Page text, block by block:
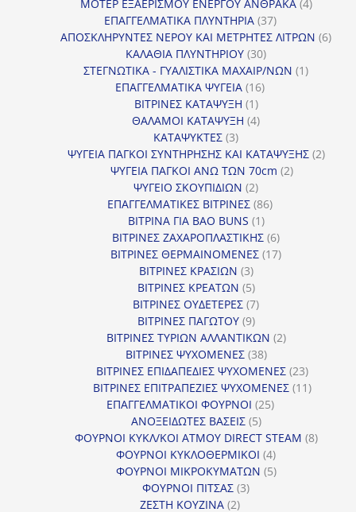
ΜΟΤΕΡ ΕΞΑΕΡΙΣΜΟΥ ΕΝΕΡΓΟΥ ΑΝΘΡΑΚΑ 4
ΕΠΑΓΓΕΛΜΑΤΙΚΑ ΠΛΥΝΤΗΡΙΑ 3737
προϊόντα
ΑΠΟΣΚΛΗΡΥΝΤΕΣ ΝΕΡΟΥ ΚΑΙ ΜΕΤΡΗΤΕΣ ΛΙΤΡΩΝ 66
ΚΑΛΑΘΙΑ ΠΛΥΝΤΗΡΙΟΥ 3030
προϊόντα
ΣΤΕΓΝΩΤΙΚΑ - ΓΥΑΛΙΣΤΙΚΑ ΜΑΧΑΙΡ/ΝΩΝ 11
ΕΠΑΓΓΕΛΜΑΤΙΚΑ ΨΥΓΕΙΑ 1616
ΒΙΤΡΙΝΕΣ ΚΑΤΑΨΥΞΗ 11
προϊόν
ΘΑΛΑΜΟΙ ΚΑΤΑΨΥΞΗ 44
ΚΑΤΑΨΥΚΤΕΣ 33
προϊόντα
ΨΥΓΕΙΑ ΠΑΓΚΟΙ ΣΥΝΤΗΡΗΣΗΣ ΚΑΙ ΚΑΤΑΨΥΞΗΣ 22
ΨΥΓΕΙΑ ΠΑΓΚΟΙ ΑΝΩ ΤΩΝ 70cm 22
ΨΥΓΕΙΟ ΣΚΟΥΠΙΔΙΩΝ 22
προϊόντα
ΕΠΑΓΓΕΛΜΑΤΙΚΕΣ ΒΙΤΡΙΝΕΣ 8686
ΒΙΤΡΙΝΑ ΓΙΑ BAO BUNS 11
προϊόν
ΒΙΤΡΙΝΕΣ ΖΑΧΑΡΟΠΛΑΣΤΙΚΗΣ 66
προϊόντα
ΒΙΤΡΙΝΕΣ ΘΕΡΜΑΙΝΟΜΕΝΕΣ 1717
ΒΙΤΡΙΝΕΣ ΚΡΑΣΙΩΝ 33
προϊόντα
ΒΙΤΡΙΝΕΣ ΚΡΕΑΤΩΝ 55
προϊόντα
ΒΙΤΡΙΝΕΣ ΟΥΔΕΤΕΡΕΣ 77
ΒΙΤΡΙΝΕΣ ΠΑΓΩΤΟΥ 99
προϊόντα
ΒΙΤΡΙΝΕΣ ΤΥΡΙΩΝ ΑΛΛΑΝΤΙΚΩΝ 22
ΒΙΤΡΙΝΕΣ ΨΥΧΟΜΕΝΕΣ 3838
προϊόντα
ΒΙΤΡΙΝΕΣ ΕΠΙΔΑΠΕΔΙΕΣ ΨΥΧΟΜΕΝΕΣ 2323
προϊόντα
ΒΙΤΡΙΝΕΣ ΕΠΙΤΡΑΠΕΖΙΕΣ ΨΥΧΟΜΕΝΕΣ 1111
ΕΠΑΓΓΕΛΜΑΤΙΚΟΙ ΦΟΥΡΝΟΙ 2525
ΑΝΟΞΕΙΔΩΤΕΣ ΒΑΣΕΙΣ 55
προϊόντα
ΦΟΥΡΝΟΙ ΚΥΚΛ/ΚΟΙ ΑΤΜΟΥ DIRECT STEAM 88
ΦΟΥΡΝΟΙ ΚΥΚΛΟΘΕΡΜΙΚΟΙ 44
προϊόντα
ΦΟΥΡΝΟΙ ΜΙΚΡΟΚΥΜΑΤΩΝ 55
ΦΟΥΡΝΟΙ ΠΙΤΣΑΣ 33
ΖΕΣΤΗ ΚΟΥΖΙΝΑ 22